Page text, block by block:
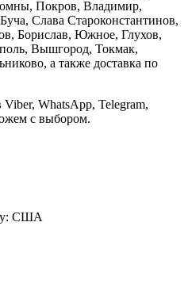
Покров, Владимир,
Слава Староконстантинов,
Борислав, Южное, Глухов,
Вышгород, Токмак,
а также доставка по
WhatsApp, Telegram,
с выбором.
США